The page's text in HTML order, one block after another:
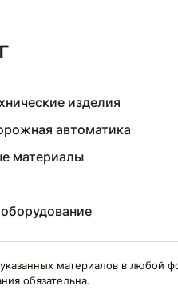
изделия
автоматика
материалы
материалов в любой
обязательна.